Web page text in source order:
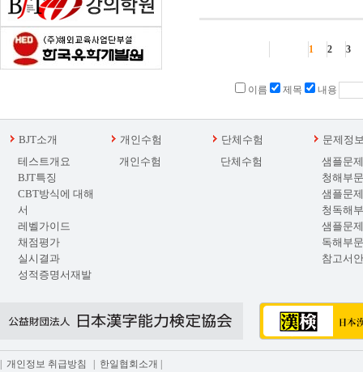
1 2 3
이름 제목 내용
BJT소개
테스트개요
BJT특징
CBT방식에 대해
서
레벨가이드
채점평가
실시결과
성적증명서재발
개인수험
개인수험
단체수험
단체수험
문제정
샘플문
청해부문
샘플문
청독해
샘플문
독해부문
참고서
개인정보 취급방침 한일협회소개